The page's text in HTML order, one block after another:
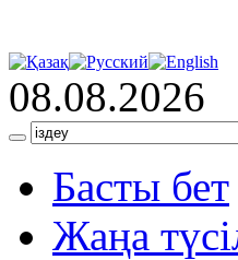
08.08.2026
Басты бет
Жаңа